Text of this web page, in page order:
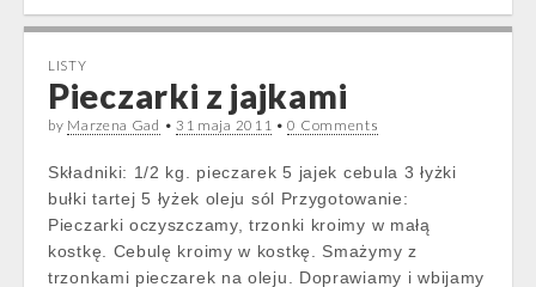
LISTY
Pieczarki z jajkami
by Marzena Gad • 31 maja 2011 •0 Comments
Składniki: 1/2 kg. pieczarek 5 jajek cebula 3 łyżki
bułki tartej 5 łyżek oleju sól Przygotowanie:
Pieczarki oczyszczamy, trzonki kroimy w małą
kostkę. Cebulę kroimy w kostkę. Smażymy z
trzonkami pieczarek na oleju. Doprawiamy i wbijamy